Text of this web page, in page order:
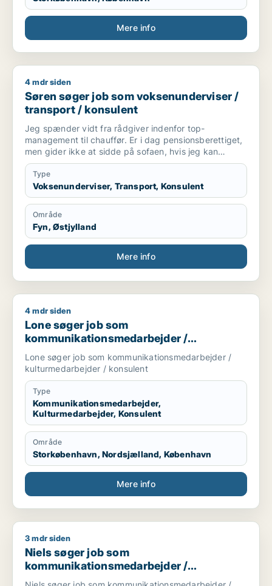
Mere info
Søren søger job som voksenunderviser / transport /
4 mdr siden
Søren søger job som voksenunderviser /
transport / konsulent
Jeg spænder vidt fra rådgiver indenfor top-
management til chauffør. Er i dag pensionsberettiget,
men gider ikke at sidde på sofaen, hvis jeg kan
bruges til noget.
Type
Voksenunderviser, Transport, Konsulent
Område
Fyn, Østjylland
Mere info
Lone søger job som kommunikationsmedarbejder /
4 mdr siden
Lone søger job som
kommunikationsmedarbejder /
kulturmedarbejder / konsulent
Lone søger job som kommunikationsmedarbejder /
kulturmedarbejder / konsulent
Type
Kommunikationsmedarbejder,
Kulturmedarbejder, Konsulent
Område
Storkøbenhavn, Nordsjælland, København
Mere info
Niels søger job som kommunikationsmedarbejder /
3 mdr siden
Niels søger job som
kommunikationsmedarbejder /
marketingmedarbejder /